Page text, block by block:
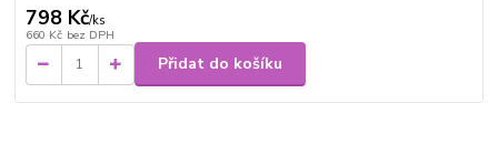
798 Kč/ks
660 Kč bez DPH
Přidat do košíku